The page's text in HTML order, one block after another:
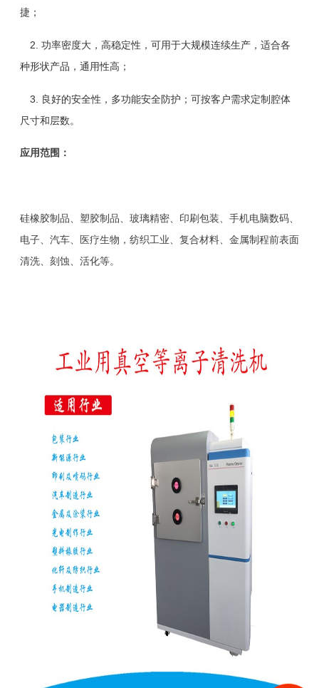
捷；
2. 功率密度大，高稳定性，可用于大规模连续生产，适合各
种形状产品，通用性高；
3. 良好的安全性，多功能安全防护；可按客户需求定制腔体
尺寸和层数。
应用范围：
硅橡胶制品、塑胶制品、玻璃精密、印刷包装、手机电脑数码、
电子、汽车、医疗生物，纺织工业、复合材料、金属制程前表面
清洗、刻蚀、活化等。